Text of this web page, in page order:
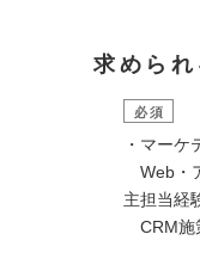
求めら
必須
・マー
Web・
主担当経
CRM施